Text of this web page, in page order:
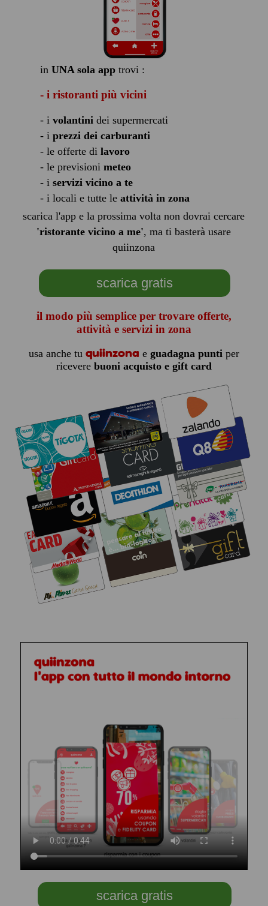
in UNA sola apptrovi :
- i ristoranti più vicini
- i volantinidei supermercati
- i prezzi dei carburanti
- le offerte di lavoro
- le previsioni meteo
- i servizi vicino a te
- i locali e tutte le attività in zona
scarica l'app e la prossima volta non dovrai cercare
'ristorante vicino a me', ma ti basterà usare
quiinzona
scarica gratis
il modo più semplice per trovare offerte,
attività e servizi in zona
usa anche tu quiinzona e guadagna puntiper
ricevere buoni acquisto e gift card
scarica gratis